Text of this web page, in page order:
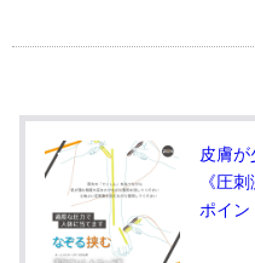
皮膚
《圧
ポイン